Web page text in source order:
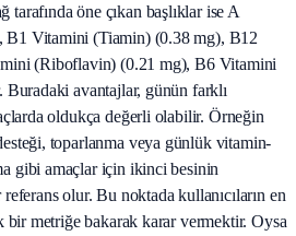
tarafında öne çıkan başlıklar ise A
Vitamini (Tiamin) (0.38 mg), B12
(Riboflavin) (0.21 mg), B6 Vitamini
avantajlar, günün farklı
oldukça değerli olabilir. Örneğin
toparlanma veya günlük vitamin-
gibi amaçlar için ikinci besinin
olur. Bu noktada kullanıcıların en
bir metriğe bakarak karar vermektir. Oysa